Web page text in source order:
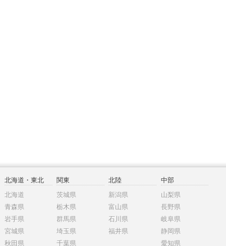
北海道・東北
北海道
青森県
岩手県
宮城県
秋田県
関東
茨城県
栃木県
群馬県
埼玉県
千葉県
北陸
新潟県
富山県
石川県
福井県
中部
山梨県
長野県
岐阜県
静岡県
愛知県